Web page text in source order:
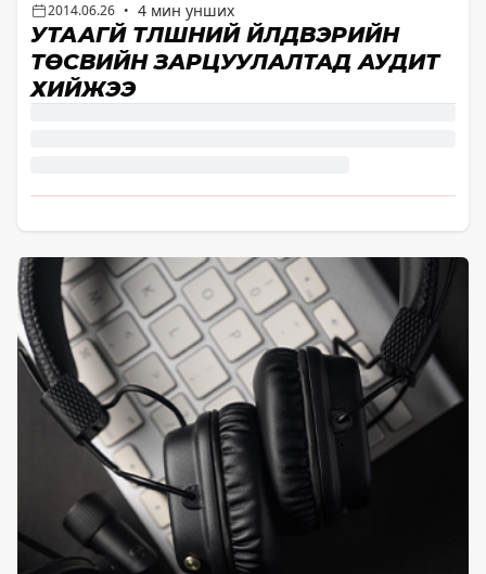
2014.06.26 • 4 мин унших
УТААГҮЙ ТҮЛШНИЙ ҮЙЛДВЭРИЙН
ТӨСВИЙН ЗАРЦУУЛАЛТАД АУДИТ
ХИЙЖЭЭ